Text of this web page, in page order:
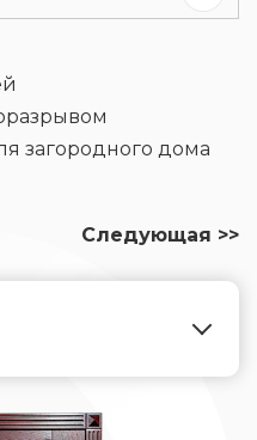
загородного дома
Следующая >>